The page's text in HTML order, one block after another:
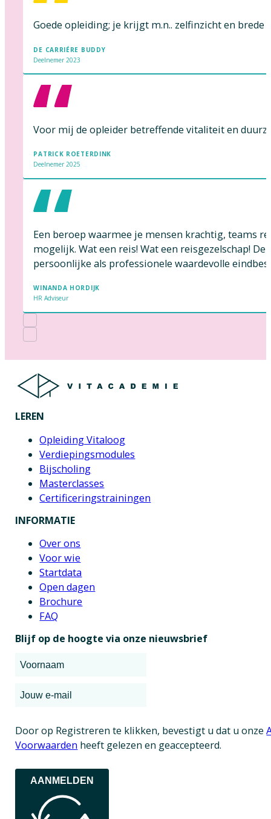
Goede opleiding; je krijgt m.n.. zelfinzicht en
DE CARRIÉRE BUDDY
Deelnemer 2023
Voor mij de opleider betreffende vitaliteit en
PATRICK ROETERDINK
Deelnemer 2025
Een beroep waarmee je mensen krachtig, teams
mogelijk. Wat een reis! Wat een reisgezelschap!
persoonlijke als professionele waardevolle
WINANDA HORDIJK
HR Adviseur
LEREN
Opleiding Vitaloog
Verdiepingsmodules
Bijscholing
Masterclasses
Certificeringstrainingen
INFORMATIE
Over ons
Voor wie
Startdata
Open dagen
Brochure
FAQ
Blijf op de hoogte via onze nieuwsbrief
Door op Registreren te klikken, bevestigt u dat u onze
Voorwaarden heeft gelezen en geaccepteerd.
AANMELDEN